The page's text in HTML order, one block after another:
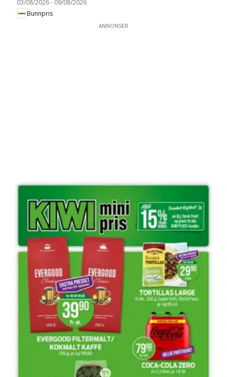
03/08/2026- 09/08/2026
Bunnpris
ANNONSER